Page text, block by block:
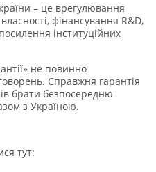
– це врегулювання
фінансування R&D,
інституційних
не повинно
Справжня гарантія
брати безпосередню
з Україною.
тут: